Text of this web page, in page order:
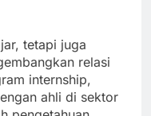
tetapi juga
relasi
internship,
ahli di sektor